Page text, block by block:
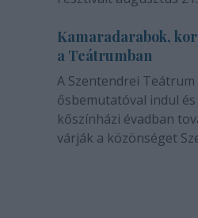
Kamaradarabok,
a Teátrumban
A Szentendrei Teátrum
ősbemutatóval indul
kőszínházi évadban
várják a közönséget